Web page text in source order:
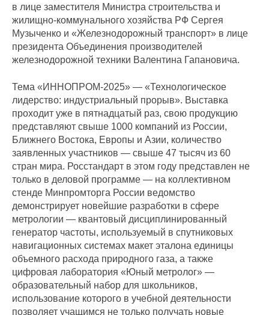
в лице заместителя Министра строительства и
жилищно-коммунального хозяйства РФ Сергея
Музыченко и «Железнодорожный транспорт» в лице
президента Объединения производителей
железнодорожной техники Валентина Гапановича.
Тема «ИННОПРОМ-2025» — «Технологическое
лидерство: индустриальный прорыв». Выставка
проходит уже в пятнадцатый раз, свою продукцию
представляют свыше 1000 компаний из России,
Ближнего Востока, Европы и Азии, количество
заявленных участников — свыше 47 тысяч из 60
стран мира. Росстандарт в этом году представлен не
только в деловой программе — на коллективном
стенде Минпромторга России ведомство
демонстрирует новейшие разработки в сфере
метрологии — квантовый дисциплинированный
генератор частоты, используемый в спутниковых
навигационных системах макет эталона единицы
объемного расхода природного газа, а также
цифровая лаборатория «Юный метролог» —
образовательный набор для школьников,
использование которого в учебной деятельности
позволяет учащимся не только получать новые